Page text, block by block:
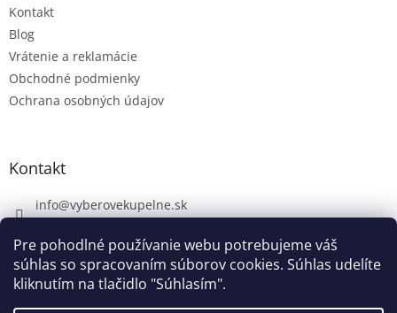
Pre pohodlné používanie webu potrebujeme váš
súhlas so spracovaním súborov cookies. Súhlas udelíte
kliknutím na tlačidlo "Súhlasím".
Kontakt
Blog
Vrátenie a reklamácie
Obchodné podmienky
Ochrana osobných údajov
Kontakt
info@vyberovekupelne.sk
https://www.facebook.com/vyberovekoupelny/